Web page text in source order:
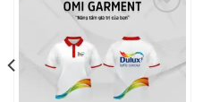
Add to wishlist